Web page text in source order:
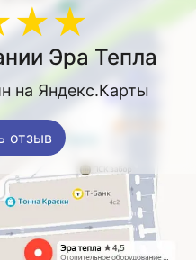
Эра Тепла
на Яндекс.Карты
отзыв